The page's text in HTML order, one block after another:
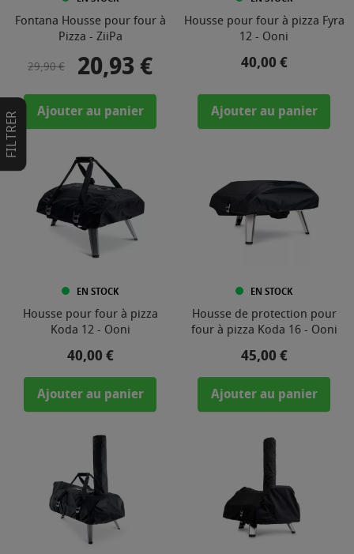
FILTRER
Fontana Housse pour four à
Pizza - ZiiPa
Prix de base
29,90 € Prix
20,93 €
Ajouter au panier
Housse pour four à pizza Fyra
12 - Ooni
Prix
40,00 €
Ajouter au panier
EN STOCK
Housse pour four à pizza
Koda 12 - Ooni
Prix
40,00 €
Ajouter au panier
EN STOCK
Housse de protection pour
four à pizza Koda 16 - Ooni
Prix
45,00 €
Ajouter au panier